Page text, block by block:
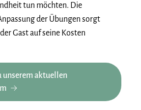
tun möchten. Die
der Übungen sorgt
Gast auf seine Kosten
unserem aktuellen